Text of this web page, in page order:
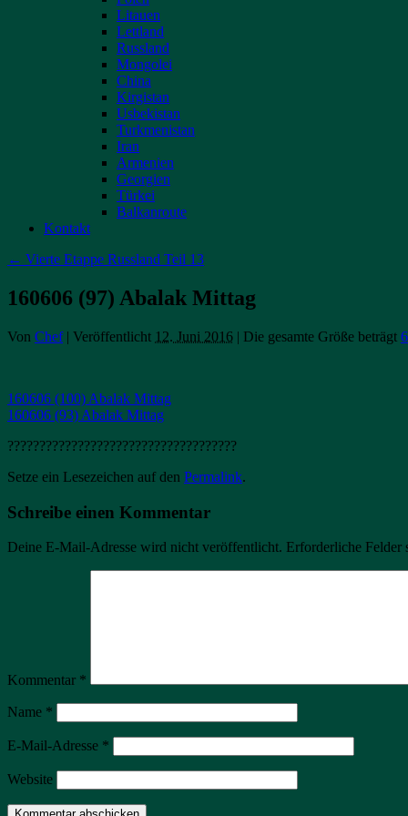
Litauen
Lettland
Russland
Mongolei
China
Kirgistan
Usbekistan
Turkmenistan
Iran
Armenien
Georgien
Türkei
Balkanroute
Kontakt
← Vierte Etappe Russland Teil 13
160606 (97) Abalak Mittag
Von Chef | Veröffentlicht 12. Juni 2016 | Die gesamte Größe beträgt
160606 (100) Abalak Mittag
160606 (93) Abalak Mittag
????????????????????????????????????
Setze ein Lesezeichen auf den Permalink.
Schreibe einen Kommentar
Deine E-Mail-Adresse wird nicht veröffentlicht. Erforderliche Felder
Kommentar *
Name *
E-Mail-Adresse *
Website